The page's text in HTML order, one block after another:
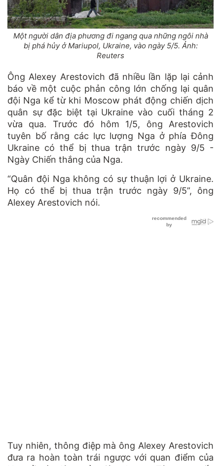
Một người dân địa phương đi ngang qua những ngôi nhà
bị phá hủy ở Mariupol, Ukraine, vào ngày 5/5. Ảnh:
Reuters
Ông Alexey Arestovich đã nhiều lần lặp lại cảnh
báo về một cuộc phản công lớn chống lại quân
đội Nga kể từ khi Moscow phát động chiến dịch
quân sự đặc biệt tại Ukraine vào cuối tháng 2
vừa qua. Trước đó hôm 1/5, ông Arestovich
tuyên bố rằng các lực lượng Nga ở phía Đông
Ukraine có thể bị thua trận trước ngày 9/5 -
Ngày Chiến thắng của Nga.
“Quân đội Nga không có sự thuận lợi ở Ukraine.
Họ có thể bị thua trận trước ngày 9/5”, ông
Alexey Arestovich nói.
Tuy nhiên, thông điệp mà ông Alexey Arestovich
đưa ra hoàn toàn trái ngược với quan điểm của